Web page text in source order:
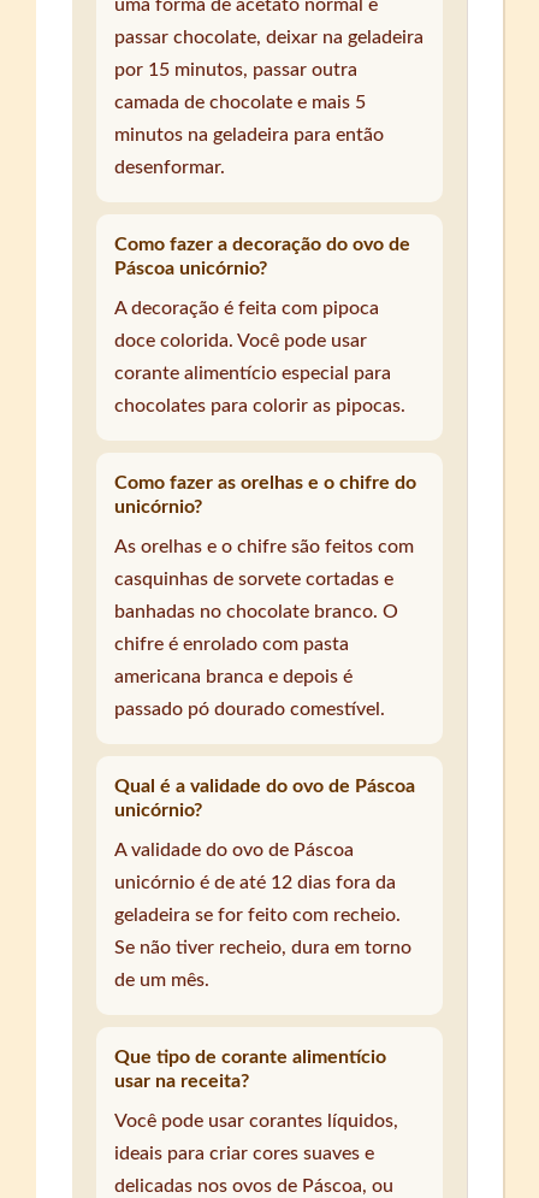
uma forma de acetato normal e
passar chocolate, deixar na geladeira
por 15 minutos, passar outra
camada de chocolate e mais 5
minutos na geladeira para então
desenformar.
Como fazer a decoração do ovo de
Páscoa unicórnio?
A decoração é feita com pipoca
doce colorida. Você pode usar
corante alimentício especial para
chocolates para colorir as pipocas.
Como fazer as orelhas e o chifre do
unicórnio?
As orelhas e o chifre são feitos com
casquinhas de sorvete cortadas e
banhadas no chocolate branco. O
chifre é enrolado com pasta
americana branca e depois é
passado pó dourado comestível.
Qual é a validade do ovo de Páscoa
unicórnio?
A validade do ovo de Páscoa
unicórnio é de até 12 dias fora da
geladeira se for feito com recheio.
Se não tiver recheio, dura em torno
de um mês.
Que tipo de corante alimentício
usar na receita?
Você pode usar corantes líquidos,
ideais para criar cores suaves e
delicadas nos ovos de Páscoa, ou